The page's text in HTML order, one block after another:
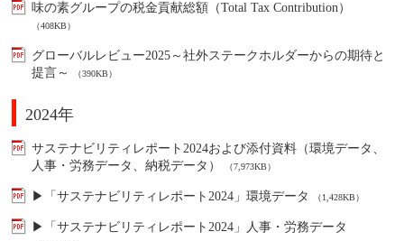
味の素グループの税金貢献総額（Total Tax Contribution）
（408KB）
グローバルレビュー2025～社外ステークホルダーからの期待と
提言～
（390KB）
2024年
サステナビリティレポート2024および添付資料（環境データ、
人事・労務データ、納税データ）
（7,973KB）
▶「サステナビリティレポート2024」環境データ （1,428KB）
▶「サステナビリティレポート2024」人事・労務データ